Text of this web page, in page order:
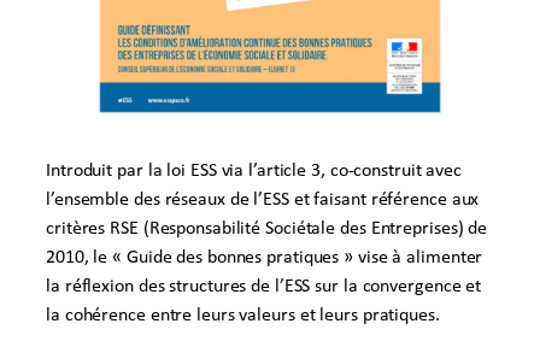
Introduit par la loi ESS via l’article 3, co-construit avec
l’ensemble des réseaux de l’ESS et faisant référence aux
critères RSE (Responsabilité Sociétale des Entreprises) de
2010, le « Guide des bonnes pratiques » vise à alimenter
la réflexion des structures de l’ESS sur la convergence et
la cohérence entre leurs valeurs et leurs pratiques.